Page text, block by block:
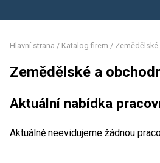
Hlavní strana / Katalog firem / Zemědělské
Zemědělské a
Aktuální nabídka
Aktuálně neevidujeme žádnou